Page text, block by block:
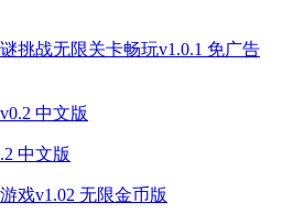
挑战无限关卡畅玩v1.0.1 免广告
中文版